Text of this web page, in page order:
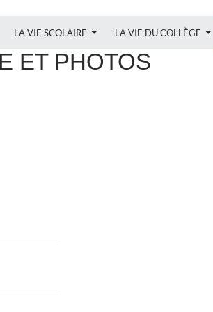
LA VIE SCOLAIRE LA VIE DU COLLÈGE
ET PHOTOS